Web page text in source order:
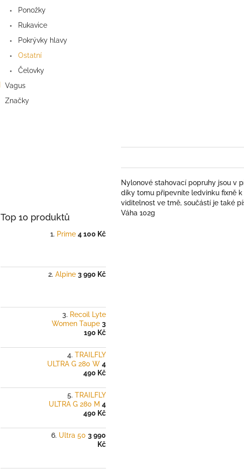
Ponožky
Rukavice
Pokrývky hlavy
Ostatní
Čelovky
Vagus
Značky
Top 10 produktů
Prime 4 100 Kč
Alpine 3 990 Kč
Recoil Lyte
Women Taupe 3
190 Kč
TRAILFLY
ULTRA G 280 W 4
490 Kč
TRAILFLY
ULTRA G 280 M 4
490 Kč
Ultra 50 3 990
Kč
Nylonové stahovací popruhy jsou v
díky tomu připevníte ledvinku fixně
viditelnost ve tmě, součástí je také
Váha 102g